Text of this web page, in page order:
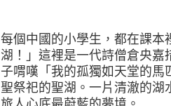
每個中國的小學生，都在課本
湖！」這裡是一代詩僧倉央
子喟嘆「我的孤獨如天堂的
聖祭祀的聖湖。一片清澈的湖